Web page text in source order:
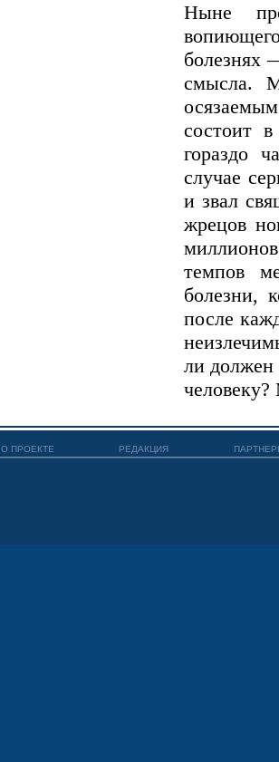
Ныне
болезнях
смысла.
состоит
гораздо
случае
и звал
жрецов
темпов
болезни,
после
ли должен
О ПРОЕКТЕ РЕДАКЦИЯ